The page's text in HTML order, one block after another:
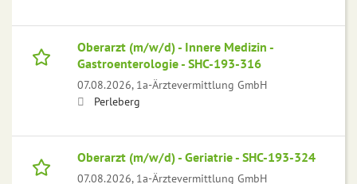
Oberarzt (m/w/d) - Innere Medizin -
Gastroenterologie - SHC-193-316
07.08.2026, 1a-Ärztevermittlung GmbH
Perleberg
Oberarzt (m/w/d) - Geriatrie - SHC-193-324
07.08.2026, 1a-Ärztevermittlung GmbH